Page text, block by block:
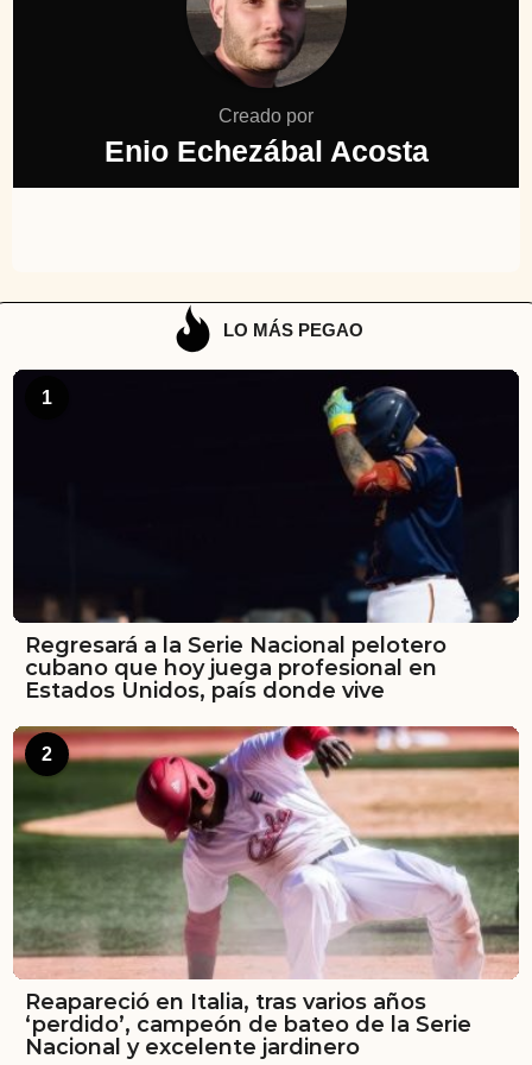
Creado por
Enio Echezábal Acosta
LO MÁS PEGAO
1
Regresará a la Serie Nacional pelotero
cubano que hoy juega profesional en
Estados Unidos, país donde vive
2
Reapareció en Italia, tras varios años
‘perdido’, campeón de bateo de la Serie
Nacional y excelente jardinero